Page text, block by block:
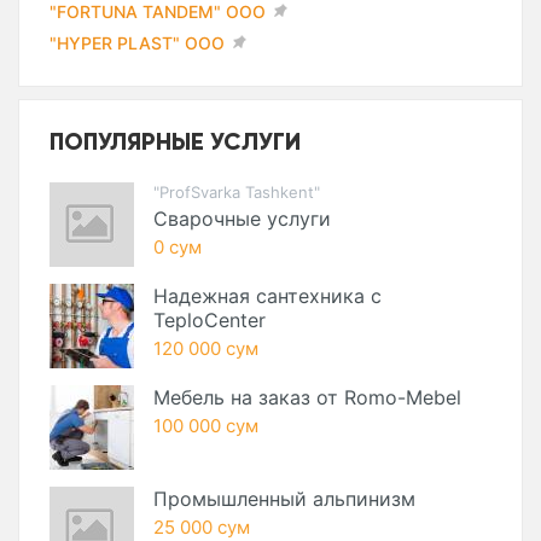
"FORTUNA TANDEM" ООО
"HYPER PLAST" ООО
ПОПУЛЯРНЫЕ УСЛУГИ
"ProfSvarka Tashkent"
Сварочные услуги
0 сум
Надежная сантехника с
TeploCenter
120 000 сум
Мебель на заказ от Romo-Mebel
100 000 сум
Промышленный альпинизм
25 000 сум